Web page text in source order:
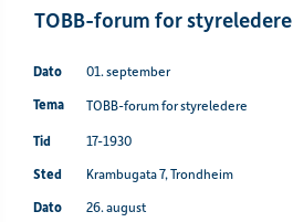
TOBB-forum for styreledere
01. september
TOBB-forum for styreledere
17-1930
Krambugata 7, Trondheim
26. august